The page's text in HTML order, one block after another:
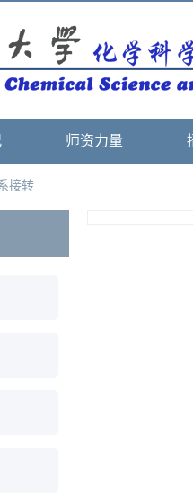
师资力量
接转